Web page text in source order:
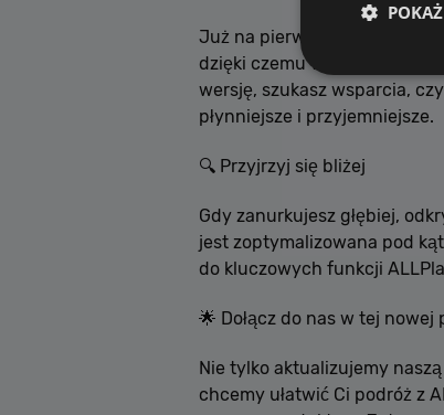
Już na pierwszy rzut oka
dzięki czemu wszystko,
wersję, szukasz wsparcia,
płynniejsze i przyjemniejsze.
🔍 Przyjrzyj się bliżej
Gdy zanurkujesz głębiej,
jest zoptymalizowana pod
do kluczowych funkcji
🌟 Dołącz do nas w tej nowej
Nie tylko aktualizujemy
chcemy ułatwić Ci podróż z
Nazwa